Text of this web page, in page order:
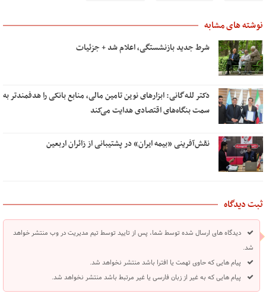
نوشته های مشابه
شرط جدید بازنشستگی، اعلام شد + جزئیات
دکتر للـه‌گانی: ابزارهای نوین تامین مالی، منابع بانکی را هدفمندتر به
سمت بنگاه‌های اقتصادی هدایت می‌کند
نقش‌آفرینی «بیمه ایران» در پشتیبانی از زائران اربعین
ثبت دیدگاه
دیدگاه های ارسال شده توسط شما، پس از تایید توسط تیم مدیریت در وب منتشر خواهد
شد.
پیام هایی که حاوی تهمت یا افترا باشد منتشر نخواهد شد.
پیام هایی که به غیر از زبان فارسی یا غیر مرتبط باشد منتشر نخواهد شد.